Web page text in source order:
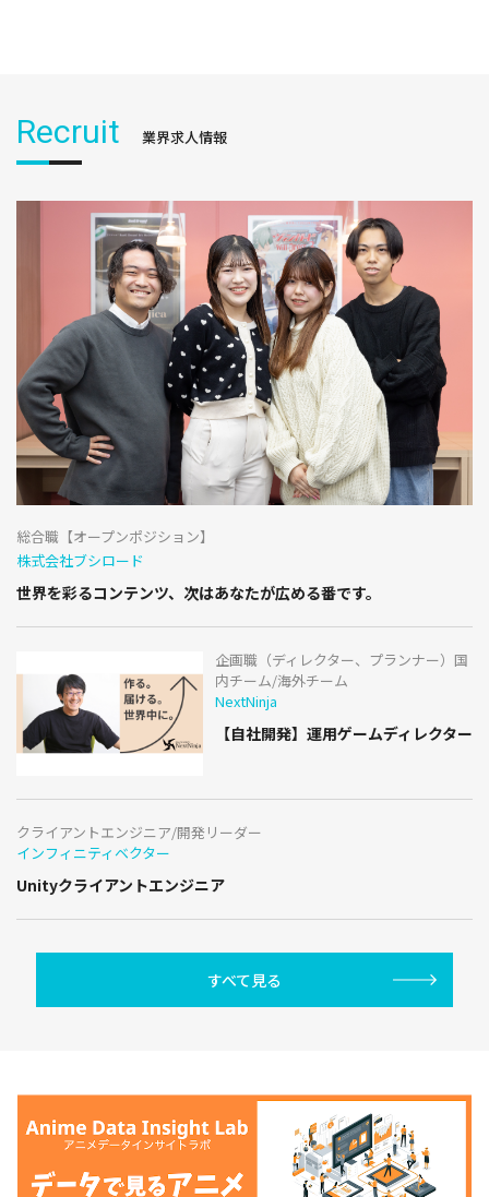
Recruit 業界求人情報
総合職【オープンポジション】
株式会社ブシロード
世界を彩るコンテンツ、次はあなたが広める番です。
企画職（ディレクター、プランナー）国
内チーム/海外チーム
NextNinja
【自社開発】運用ゲームディレクター
クライアントエンジニア/開発リーダー
インフィニティベクター
Unityクライアントエンジニア
すべて見る